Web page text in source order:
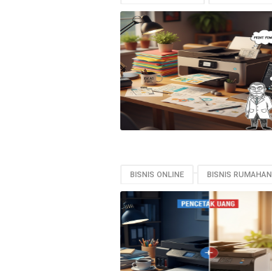
USAHA PERCETAKAN
BISNIS ONLINE BISNIS RUMAHAN
PRINTER TUTORIAL GRATIS